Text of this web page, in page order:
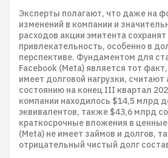
Эксперты полагают, что даже на
изменений в компании и
расходов акции эмитента
привлекательность, особенно в
перспективе. Фундаментом для
Facebook (Meta) является тот
имеет долговой нагрузки,
состоянию на конец III квартал
компании находилось $14,5 млрд
эквивалентов, также $43,6 млрд
краткосрочные вложения в ценные
(Meta) не имеет займов и долгов,
отрицательный чистый долг